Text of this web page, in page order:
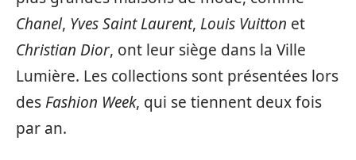
Chanel, Yves Saint Laurent, Louis Vuitton et
Christian Dior, ont leur siège dans la Ville
Lumière. Les collections sont présentées lors
desFashion Week, qui se tiennent deux fois
par an.